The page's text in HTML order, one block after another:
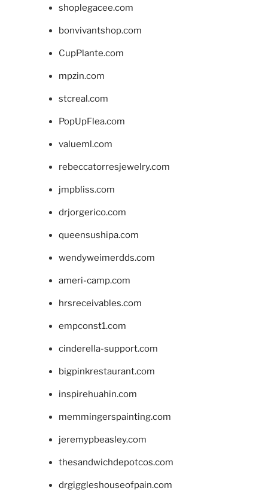
shoplegacee.com
bonvivantshop.com
CupPlante.com
mpzin.com
stcreal.com
PopUpFlea.com
valueml.com
rebeccatorresjewelry.com
jmpbliss.com
drjorgerico.com
queensushipa.com
wendyweimerdds.com
ameri-camp.com
hrsreceivables.com
empconst1.com
cinderella-support.com
bigpinkrestaurant.com
inspirehuahin.com
memmingerspainting.com
jeremypbeasley.com
thesandwichdepotcos.com
drgiggleshouseofpain.com